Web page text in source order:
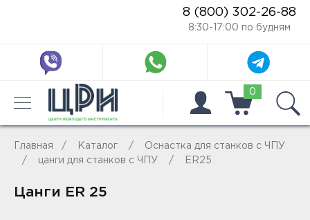
8 (800) 302-26-88
8:30-17:00 по будням
0
Главная Каталог
Оснастка для станков с ЧПУ
цанги для станков с ЧПУ
ER25
Цанги ER 25